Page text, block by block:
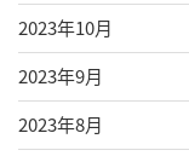
2023年10月
2023年9月
2023年8月